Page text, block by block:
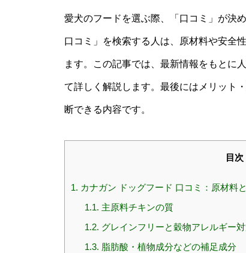
愛犬のフードを選ぶ際、「口コミ」が決
口コミ」を検索する人は、原材料や安全
ます。この記事では、最新情報をもとに
て詳しく解説します。最後にはメリット
断できる内容です。
目次
1. カナガン ドッグフード 口コミ：原材料
1.1. 主原料チキンの質
1.2. グレインフリーと穀物アレルギー
1.3. 脂肪酸・植物成分などの補足成分